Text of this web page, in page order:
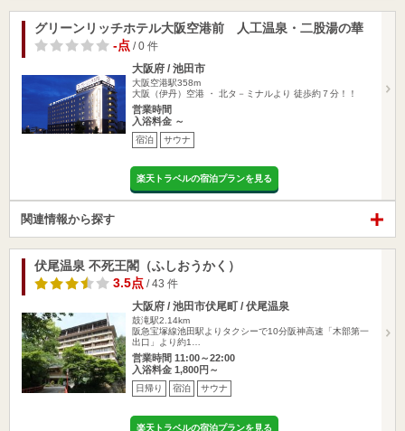
グリーンリッチホテル大阪空港前 人工温泉・二股湯の華
-点 / 0 件
大阪府 / 池田市
大阪空港駅358m
大阪（伊丹）空港 ・ 北タ－ミナルより 徒歩約７分！！
営業時間
入浴料金 ～
宿泊 サウナ
楽天トラベルの宿泊プランを見る
関連情報から探す
伏尾温泉 不死王閣（ふしおうかく）
3.5点 / 43 件
大阪府 / 池田市伏尾町 / 伏尾温泉
鼓滝駅2.14km
阪急宝塚線池田駅よりタクシーで10分阪神高速「木部第一
出口」より約1…
営業時間 11:00～22:00
入浴料金 1,800円～
日帰り 宿泊 サウナ
楽天トラベルの宿泊プランを見る